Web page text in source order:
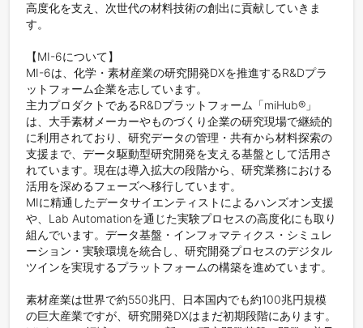
高度化を支え、次世代の材料技術の創出に貢献していきま
す。
【MI-6について】
MI-6は、化学・素材産業の研究開発DXを推進するR&Dプラ
ットフォーム企業を志しています。
主力プロダクトであるR&Dプラットフォーム「miHub®」
は、大手素材メーカーやものづくり企業の研究現場で継続的
に利用されており、研究データの管理・共有から材料探索の
支援まで、データ駆動型研究開発を支える基盤として活用さ
れています。現在は導入拡大の段階から、研究業務における
活用を深めるフェーズへ移行しています。
MIに精通したデータサイエンティストによるハンズオン支援
や、Lab Automationを通じた実験プロセスの高度化にも取り
組んでいます。データ基盤・インフォマティクス・シミュレ
ーション・実験環境を統合し、研究開発プロセスのデジタル
ツインを実現するプラットフォームの構築を進めています。
素材産業は世界で約550兆円、日本国内でも約100兆円規模
の巨大産業ですが、研究開発DXはまだ初期段階にあります。